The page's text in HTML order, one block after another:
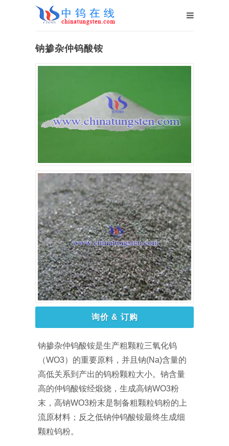
钠掺杂仲钨酸铵
询价 & 订购
钠掺杂仲钨酸铵是生产粗颗粒三氧化钨
（WO3）的重要原料，并且钠(Na)含量的
高低关系到产出的钨粉颗粒大小。钠含量
高的仲钨酸铵经煅烧，生成高钠WO3粉
末，高钠WO3粉末是制备粗颗粒钨粉的上
流原材料；反之低钠仲钨酸铵最终生成细
颗粒钨粉。